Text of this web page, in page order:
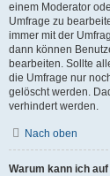
einem Moderator
Umfrage zu
immer mit der
dann können
bearbeiten. Sollte
die Umfrage nur
gelöscht werden.
verhindert werden.
Nach oben
Warum kann ich